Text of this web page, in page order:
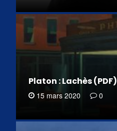
Platon : Lachès (PDF)
15 mars 2020 0